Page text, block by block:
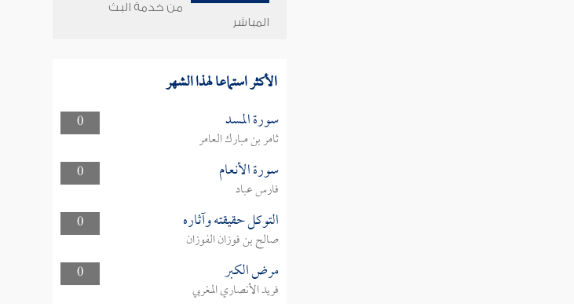
من خدمة البث
المباشر
الأكثر استماعا لهذا الشهر
0 سورة المسد
ثامر بن مبارك العامر
0
سورة الأنعام
فارس عباد
0
التوكل حقيقته وآثاره
صالح بن فوزان الفوزان
0
مرض الكبر
فريد الأنصاري المغربي